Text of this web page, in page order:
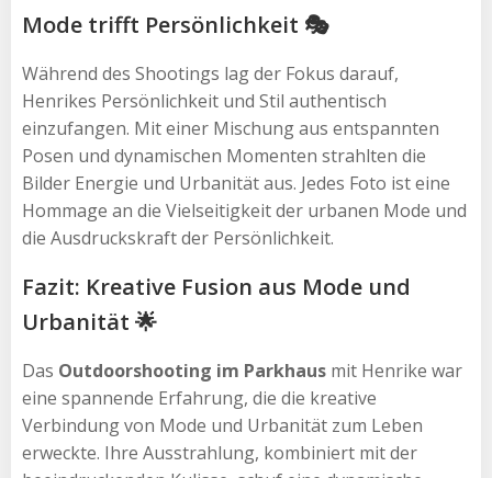
Mode trifft Persönlichkeit 🎭
Während des Shootings lag der Fokus darauf,
Henrikes Persönlichkeit und Stil authentisch
einzufangen. Mit einer Mischung aus entspannten
Posen und dynamischen Momenten strahlten die
Bilder Energie und Urbanität aus. Jedes Foto ist eine
Hommage an die Vielseitigkeit der urbanen Mode und
die Ausdruckskraft der Persönlichkeit.
Fazit: Kreative Fusion aus Mode und
Urbanität 🌟
Das Outdoorshooting im Parkhaus mit Henrike war
eine spannende Erfahrung, die die kreative
Verbindung von Mode und Urbanität zum Leben
erweckte. Ihre Ausstrahlung, kombiniert mit der